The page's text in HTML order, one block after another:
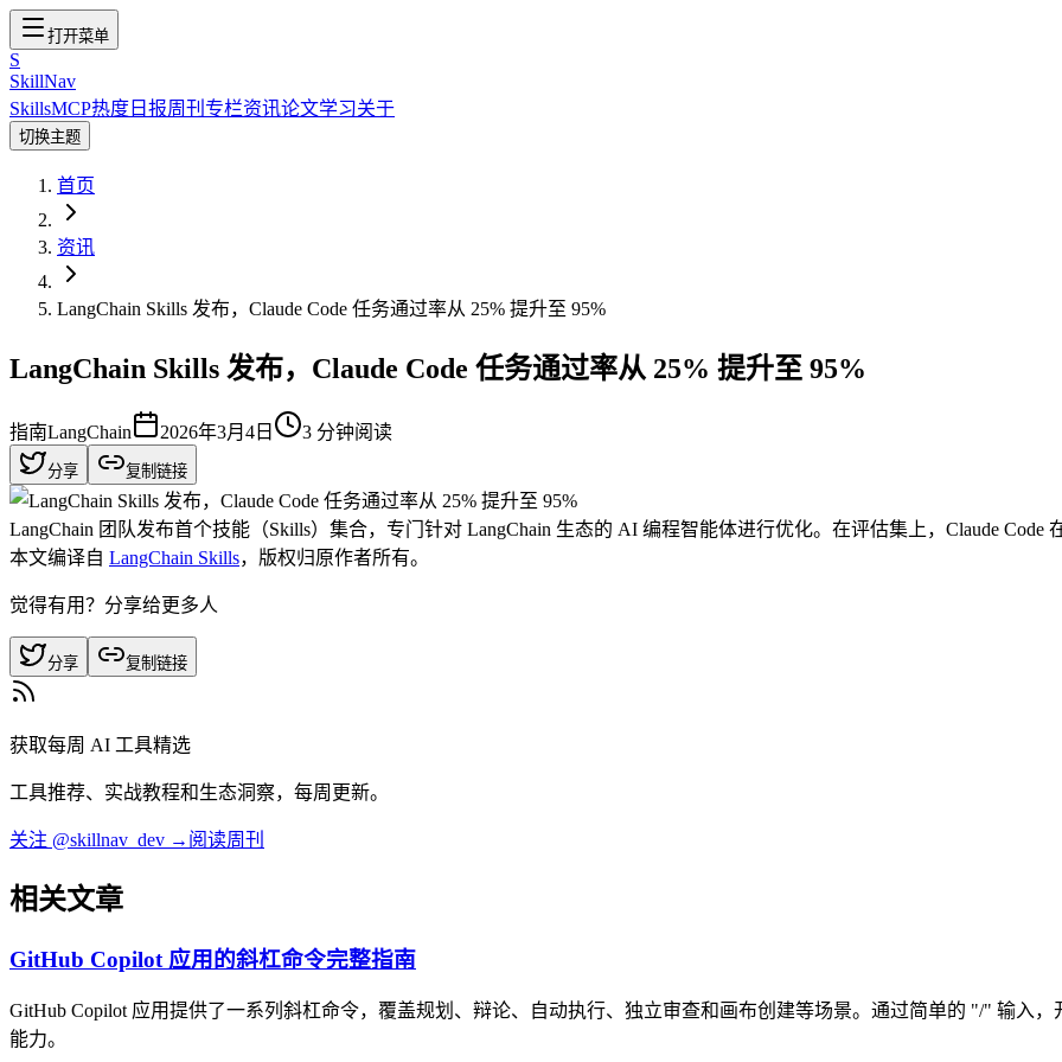
打开菜单
S
SkillNav
SkillsMCP热度 日报周刊 专栏资讯论文学习关于
切换主题
首页
资讯
LangChain Skills 发布，Claude Code 任务通过率从 25% 提升至 95%
LangChain Skills 发布，Claude Code 任务通过率从 25% 提升至 95%
指南LangChain 2026年3月4日 3 分钟阅读
分享 复制链接
LangChain 团队发布首个技能（Skills）集合，专门针对 LangChain 生态的 AI 编程智能体进行优化。在评估集上，Claude Code
本文编译自 LangChain Skills，版权归原作者所有。
觉得有用？分享给更多人
分享 复制链接
获取每周 AI 工具精选
工具推荐、实战教程和生态洞察，每周更新。
关注 @skillnav_dev → 阅读周刊
相关文章
GitHub Copilot 应用的斜杠命令完整指南
GitHub Copilot 应用提供了一系列斜杠命令，覆盖规划、辩论、自动执行、独立审查和画布创建等场景。通过简单的 "/" 输入
能力。